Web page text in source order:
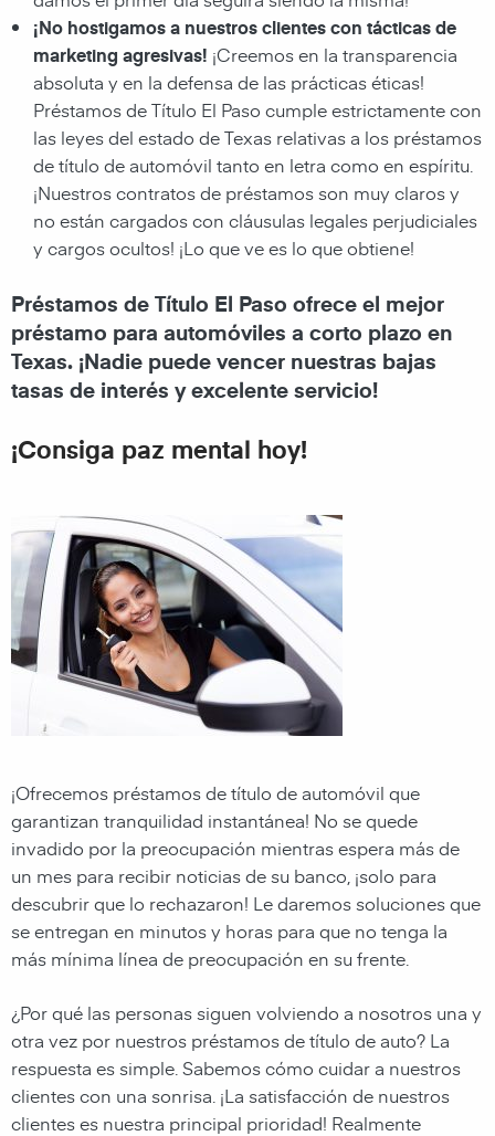
¡No hostigamos a nuestros clientes con tácticas de
marketing agresivas! ¡Creemos en la transparencia
absoluta y en la defensa de las prácticas éticas!
Préstamos de Título El Paso cumple estrictamente con
las leyes del estado de Texas relativas a los préstamos
de título de automóvil tanto en letra como en espíritu.
¡Nuestros contratos de préstamos son muy claros y
no están cargados con cláusulas legales perjudiciales
y cargos ocultos! ¡Lo que ve es lo que obtiene!
Préstamos de Título El Paso ofrece el mejor
préstamo para automóviles a corto plazo en
Texas. ¡Nadie puede vencer nuestras bajas
tasas de interés y excelente servicio!
¡Consiga paz mental hoy!
¡Ofrecemos préstamos de título de automóvil que
garantizan tranquilidad instantánea! No se quede
invadido por la preocupación mientras espera más de
un mes para recibir noticias de su banco, ¡solo para
descubrir que lo rechazaron! Le daremos soluciones que
se entregan en minutos y horas para que no tenga la
más mínima línea de preocupación en su frente.
¿Por qué las personas siguen volviendo a nosotros una y
otra vez por nuestros préstamos de título de auto? La
respuesta es simple. Sabemos cómo cuidar a nuestros
clientes con una sonrisa. ¡La satisfacción de nuestros
clientes es nuestra principal prioridad! Realmente